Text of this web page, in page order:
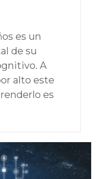
es un
de su
A
alto este
es